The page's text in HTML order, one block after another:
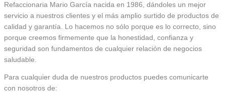
Refaccionaria Mario García nacida en 1986, dándoles un mejor
servicio a nuestros clientes y el más amplio surtido de productos de
calidad y garantía. Lo hacemos no sólo porque es lo correcto, sino
porque creemos firmemente que la honestidad, confianza y
seguridad son fundamentos de cualquier relación de negocios
saludable.
Para cualquier duda de nuestros productos puedes comunicarte
con nosotros de: